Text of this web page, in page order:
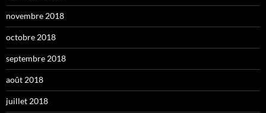
novembre 2018
octobre 2018
septembre 2018
août 2018
juillet 2018